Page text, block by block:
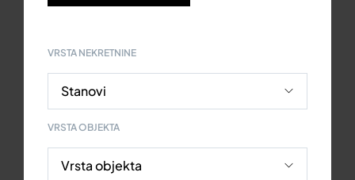
VRSTA NEKRETNINE
VRSTA OBJEKTA